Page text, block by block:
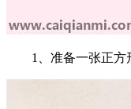
1、准备一张正方形